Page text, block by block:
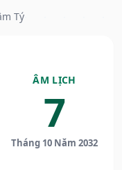
Tý
ÂM LỊCH
7
Tháng 10 Năm 2032